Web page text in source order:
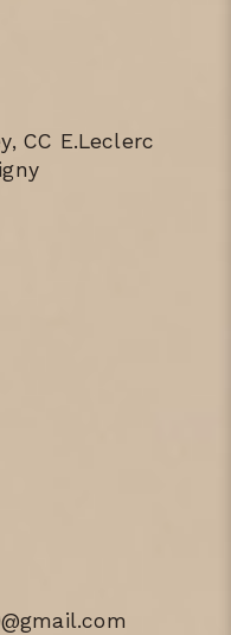
CC E.Leclerc